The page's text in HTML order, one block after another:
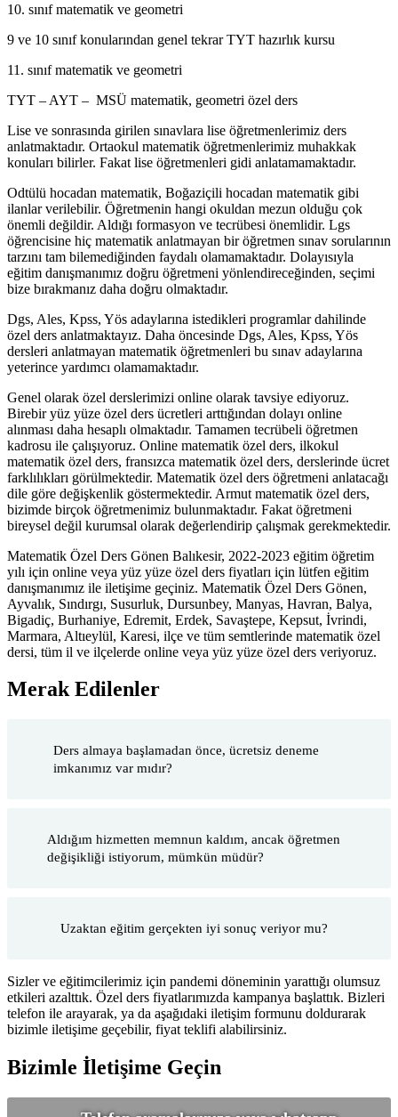
10. sınıf matematik ve geometri
9 ve 10 sınıf konularından genel tekrar TYT hazırlık kursu
11. sınıf matematik ve geometri
TYT – AYT – MSÜ matematik, geometri özel ders
Lise ve sonrasında girilen sınavlara lise öğretmenlerimiz ders
anlatmaktadır. Ortaokul matematik öğretmenlerimiz muhakkak
konuları bilirler. Fakat lise öğretmenleri gidi anlatamamaktadır.
Odtülü hocadan matematik, Boğaziçili hocadan matematik gibi
ilanlar verilebilir. Öğretmenin hangi okuldan mezun olduğu çok
önemli değildir. Aldığı formasyon ve tecrübesi önemlidir. Lgs
öğrencisine hiç matematik anlatmayan bir öğretmen sınav sorularının
tarzını tam bilemediğinden faydalı olamamaktadır. Dolayısıyla
eğitim danışmanımız doğru öğretmeni yönlendireceğinden, seçimi
bize bırakmanız daha doğru olmaktadır.
Dgs, Ales, Kpss, Yös adaylarına istedikleri programlar dahilinde
özel ders anlatmaktayız. Daha öncesinde Dgs, Ales, Kpss, Yös
dersleri anlatmayan matematik öğretmenleri bu sınav adaylarına
yeterince yardımcı olamamaktadır.
Genel olarak özel derslerimizi online olarak tavsiye ediyoruz.
Birebir yüz yüze özel ders ücretleri arttığından dolayı online
alınması daha hesaplı olmaktadır. Tamamen tecrübeli öğretmen
kadrosu ile çalışıyoruz. Online matematik özel ders, ilkokul
matematik özel ders, fransızca matematik özel ders, derslerinde ücret
farklılıkları görülmektedir. Matematik özel ders öğretmeni anlatacağı
dile göre değişkenlik göstermektedir. Armut matematik özel ders,
bizimde birçok öğretmenimiz bulunmaktadır. Fakat öğretmeni
bireysel değil kurumsal olarak değerlendirip çalışmak gerekmektedir.
Matematik Özel Ders Gönen Balıkesir, 2022-2023 eğitim öğretim
yılı için online veya yüz yüze özel ders fiyatları için lütfen eğitim
danışmanımız ile iletişime geçiniz. Matematik Özel Ders Gönen,
Ayvalık, Sındırgı, Susurluk, Dursunbey, Manyas, Havran, Balya,
Bigadiç, Burhaniye, Edremit, Erdek, Savaştepe, Kepsut, İvrindi,
Marmara, Altıeylül, Karesi, ilçe ve tüm semtlerinde matematik özel
dersi, tüm il ve ilçelerde online veya yüz yüze özel ders veriyoruz.
Merak Edilenler
Ders almaya başlamadan önce, ücretsiz deneme
imkanımız var mıdır?
Aldığım hizmetten memnun kaldım, ancak öğretmen
değişikliği istiyorum, mümkün müdür?
Uzaktan eğitim gerçekten iyi sonuç veriyor mu?
Sizler ve eğitimcilerimiz için pandemi döneminin yarattığı olumsuz
etkileri azalttık. Özel ders fiyatlarımızda kampanya başlattık. Bizleri
telefon ile arayarak, ya da aşağıdaki iletişim formunu doldurarak
bizimle iletişime geçebilir, fiyat teklifi alabilirsiniz.
Bizimle İletişime Geçin